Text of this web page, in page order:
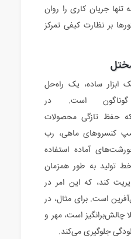
تنها جریان کاری را روان
بر نظارت کیفی تمرکز
ابزار ساده، یک راه‌حل
گوناگون است. در
حفظ تازگی محصولات
کنسروهای ماهی، رب
آماده استفاده
تولید به طور همزمان
کند، که این امر در
است. برای مثال، در
چالش‌برانگیز است، مهر و
جلوگیری می‌کند.